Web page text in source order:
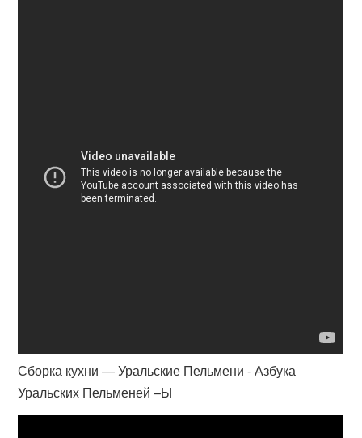
Сборка кухни — Уральские Пельмени - Азбука
Уральских Пельменей –Ы